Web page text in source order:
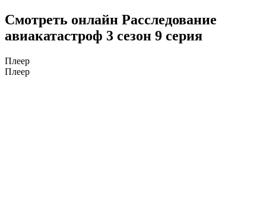
Смотреть онлайн Расследование
авиакатастроф 3 сезон 9 серия
Плеер
Плеер